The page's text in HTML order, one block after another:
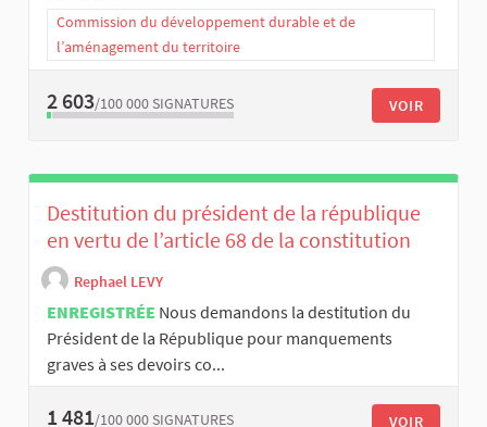
Commission du développement durable et de
l’aménagement du territoire
2 603/100 000 SIGNATURES VOIR
Destitution du président de la république
en vertu de l’article 68 de la constitution
Rephael LEVY
ENREGISTRÉE Nous demandons la destitution du
Président de la République pour manquements
graves à ses devoirs co...
1 481/100 000 SIGNATURES VOIR